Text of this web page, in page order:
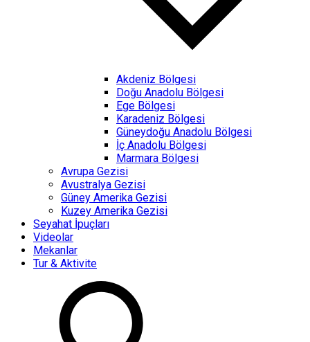
Akdeniz Bölgesi
Doğu Anadolu Bölgesi
Ege Bölgesi
Karadeniz Bölgesi
Güneydoğu Anadolu Bölgesi
İç Anadolu Bölgesi
Marmara Bölgesi
Avrupa Gezisi
Avustralya Gezisi
Güney Amerika Gezisi
Kuzey Amerika Gezisi
Seyahat İpuçları
Videolar
Mekanlar
Tur & Aktivite